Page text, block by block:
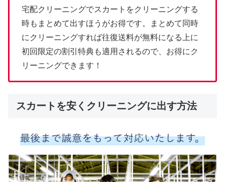
宅配クリーニングでスカートをクリーニングする
時もまとめて出すほうがお得です。まとめて同時
にクリーニングすれば往復送料が無料になる上に
初回限定の割引特典も適用されるので、お得にク
リーニングできます！
スカートを安くクリーニングに出す方法